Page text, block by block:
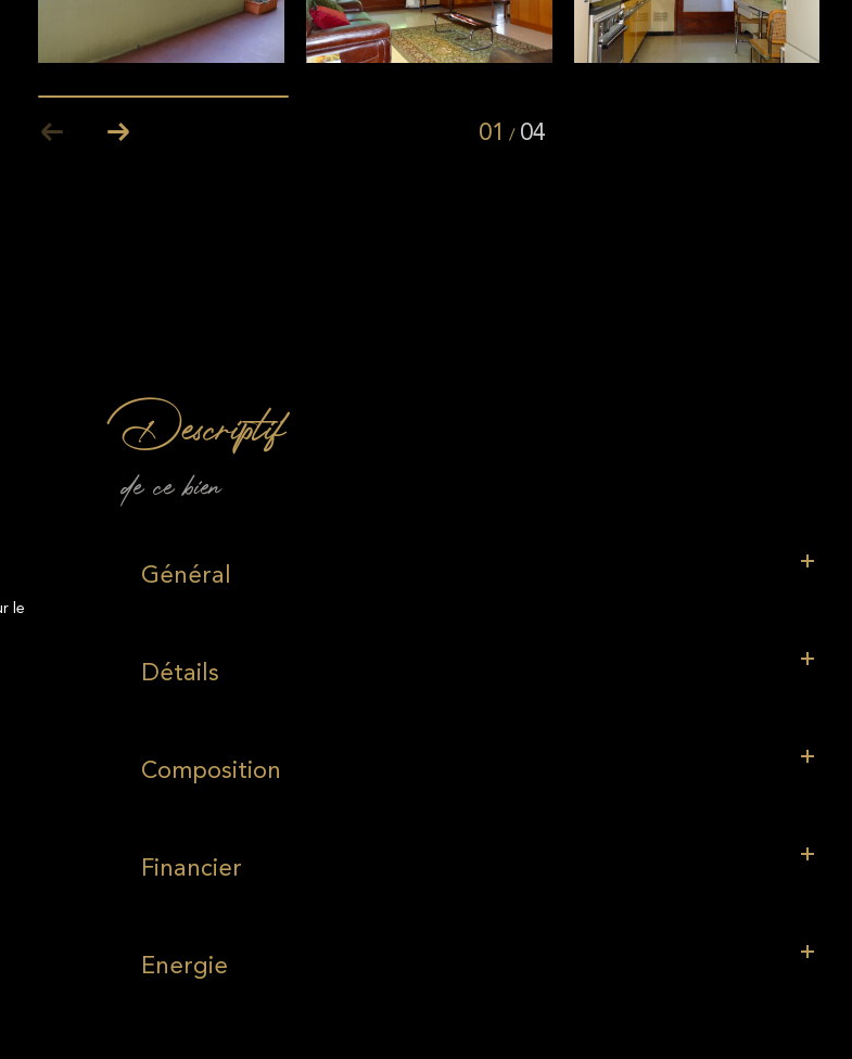
01 / 04
le
descriptif
de ce bien
Général
Détails
Composition
Financier
Energie